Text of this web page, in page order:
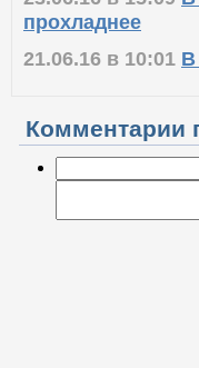
прохладнее
21.06.16 в 10:01 В
Комментарии